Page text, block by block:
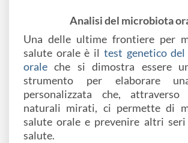
Analisi del microbiota
Una delle ultime frontiere per
salute orale è il test genetico
orale che si dimostra essere
strumento per elaborare
personalizzata che,
naturali mirati, ci permette di
salute orale e prevenire altri
salute.